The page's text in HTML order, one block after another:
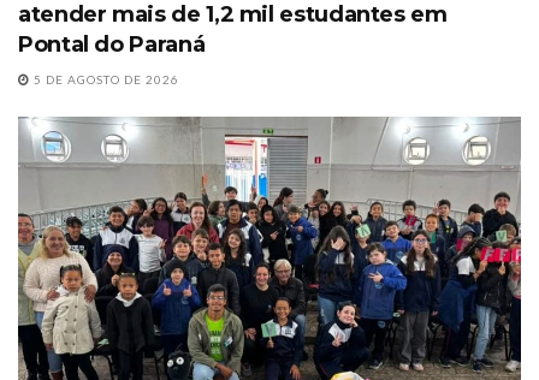
atender mais de 1,2 mil estudantes em
Pontal do Paraná
5 DE AGOSTO DE 2026